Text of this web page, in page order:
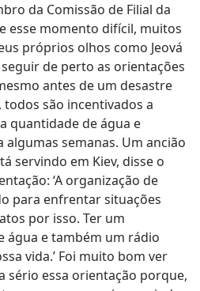
da Comissão de Filial da
esse momento difícil, muitos
próprios olhos como Jeová
de perto as orientações
antes de um desastre
são incentivados a
quantidade de água e
semanas. Um ancião
servindo em Kiev, disse o
‘A organização de
para enfrentar situações
por isso. Ter um
água e também um rádio
vida.’ Foi muito bom ver
sério essa orientação porque,